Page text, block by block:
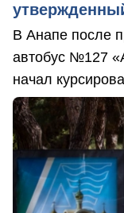
В Анапе после
автобус №127
начал